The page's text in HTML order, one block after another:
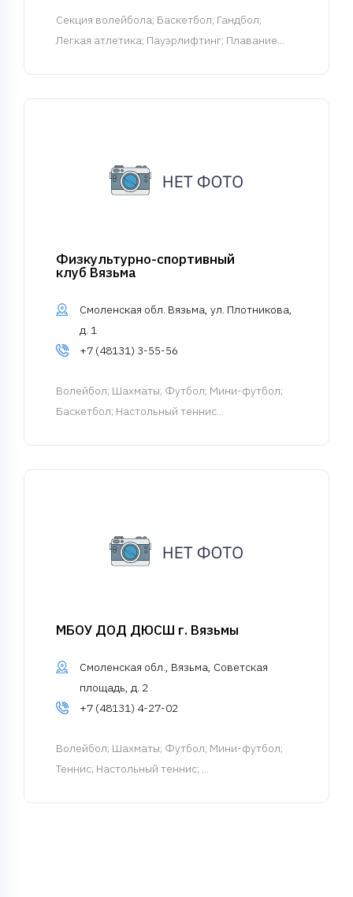
Cекция волейбола; Баскетбол; Гандбол;
Легкая атлетика; Пауэрлифтинг; Плавание...
Физкультурно-спортивный
клуб Вязьма
Смоленская обл. Вязьма, ул. Плотникова,
д. 1
+7 (48131) 3-55-56
Волейбол; Шахматы; Футбол; Мини-футбол;
Баскетбол; Настольный теннис...
МБОУ ДОД ДЮСШ г. Вязьмы
Смоленская обл., Вязьма, Советская
площадь, д. 2
+7 (48131) 4-27-02
Волейбол; Шахматы; Футбол; Мини-футбол;
Теннис; Настольный теннис; ...